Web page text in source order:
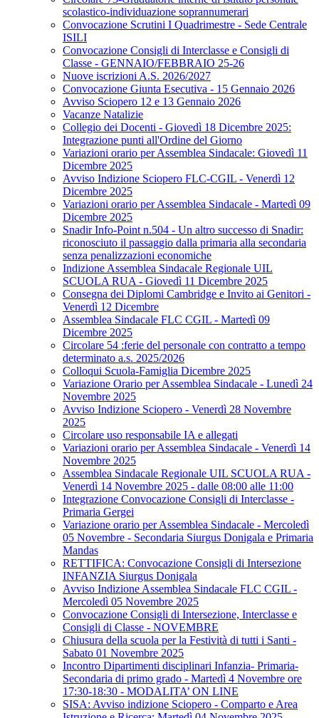
scolastico-individuazione soprannumerari
Convocazione Scrutini I Quadrimestre - Sede Centrale
ISILI
Convocazione Consigli di Interclasse e Consigli di
Classe - GENNAIO/FEBBRAIO 25-26
Nuove iscrizioni A.S. 2026/2027
Convocazione Giunta Esecutiva - 15 Gennaio 2026
Avviso Sciopero 12 e 13 Gennaio 2026
Vacanze Natalizie
Collegio dei Docenti - Giovedì 18 Dicembre 2025:
Integrazione punti all'Ordine del Giorno
Variazioni orario per Assemblea Sindacale: Giovedì 11
Dicembre 2025
Avviso Indizione Sciopero FLC-CGIL - Venerdì 12
Dicembre 2025
Variazioni orario per Assemblea Sindacale - Martedì 09
Dicembre 2025
Snadir Info-Point n.504 - Un altro successo di Snadir:
riconosciuto il passaggio dalla primaria alla secondaria
senza penalizzazioni economiche
Indizione Assemblea Sindacale Regionale UIL
SCUOLA RUA - Giovedì 11 Dicembre 2025
Consegna dei Diplomi Cambridge e Invito ai Genitori -
Venerdì 12 Dicembre
Assemblea Sindacale FLC CGIL - Martedì 09
Dicembre 2025
Circolare 54 :ferie del personale con contratto a tempo
determinato a.s. 2025/2026
Colloqui Scuola-Famiglia Dicembre 2025
Variazione Orario per Assemblea Sindacale - Lunedì 24
Novembre 2025
Avviso Indizione Sciopero - Venerdì 28 Novembre
2025
Circolare uso responsabile IA e allegati
Variazioni orario per Assemblea Sindacale - Venerdì 14
Novembre 2025
Assemblea Sindacale Regionale UIL SCUOLA RUA -
Venerdì 14 Novembre 2025 - dalle 08:00 alle 11:00
Integrazione Convocazione Consigli di Interclasse -
Primaria Gergei
Variazione orario per Assemblea Sindacale - Mercoledì
05 Novembre - Secondaria Siurgus Donigala e Primaria
Mandas
RETTIFICA: Convocazione Consigli di Intersezione
INFANZIA Siurgus Donigala
Avviso Indizione Assemblea Sindacale FLC CGIL -
Mercoledì 05 Novembre 2025
Convocazione Consigli di Intersezione, Interclasse e
Consigli di Classe - NOVEMBRE
Chiusura della scuola per la Festività di tutti i Santi -
Sabato 01 Novembre 2025
Incontro Dipartimenti disciplinari Infanzia- Primaria-
Secondaria di primo grado - Martedì 4 Novembre ore
17:30-18:30 - MODALITA’ ON LINE
SISA: Avviso indizione Sciopero - Comparto e Area